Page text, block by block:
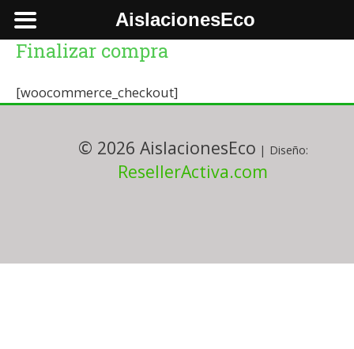
contenido
Finalizar compra
[woocommerce_checkout]
© 2026 AislacionesEco | Diseño:
ResellerActiva.com
AislacionesEco